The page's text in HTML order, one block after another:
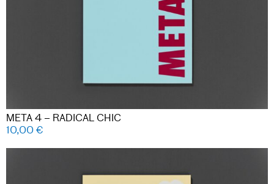
META 4 – RADICAL CHIC
10,00€